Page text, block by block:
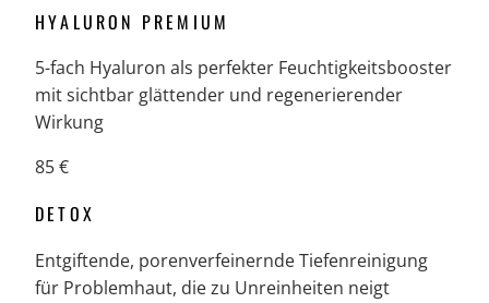
HYALURON PREMIUM
5-fach Hyaluron als perfekter Feuchtigkeitsbooster
mit sichtbar glättender und regenerierender
Wirkung
85 €
DETOX
Entgiftende, porenverfeinernde Tiefenreinigung
für Problemhaut, die zu Unreinheiten neigt